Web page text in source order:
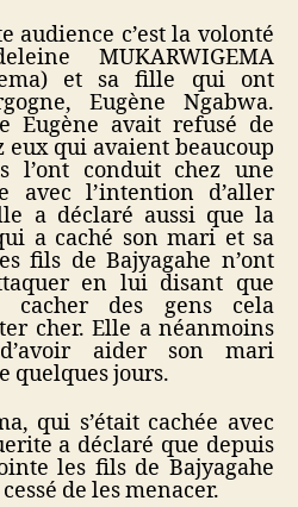
audience c’est la volonté
MUKARWIGEMA
et sa fille qui ont
Eugène Ngabwa.
Eugène avait refusé de
eux qui avaient beaucoup
l’ont conduit chez une
avec l’intention d’aller
a déclaré aussi que la
a caché son mari et sa
fils de Bajyagahe n’ont
en lui disant que
cacher des gens cela
cher. Elle a néanmoins
aider son mari
quelques jours.
qui s’était cachée avec
a déclaré que depuis
les fils de Bajyagahe
de les menacer.